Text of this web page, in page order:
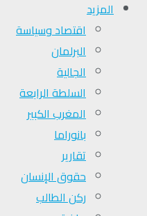
المزيد
اقتصاد وسياسة
البرلمان
الجالية
السلطة الرابعة
المغرب الكبير
بانوراما
تقارير
حقوق الإنسان
ركن الطالب